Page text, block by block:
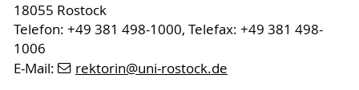
18055 Rostock
Telefon: +49 381 498-1000, Telefax: +49 381 498-
1006
E-Mail:
rektorin@uni-rostock.de